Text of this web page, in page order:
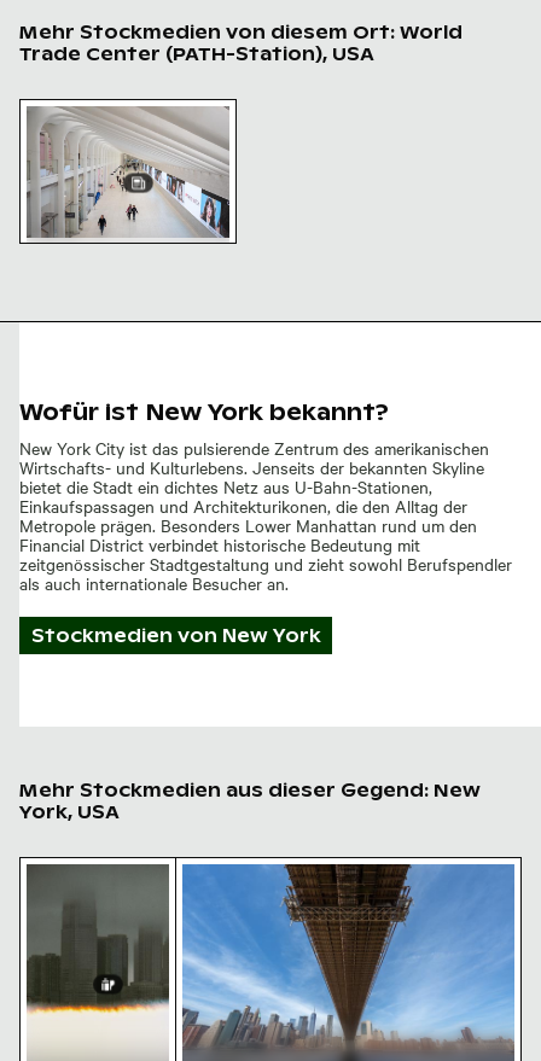
Mehr Stockmedien von diesem Ort: World
Trade Center (PATH-Station), USA
Innenansicht der PATH-Station World Trade Center
Wofür ist New York bekannt?
New York City ist das pulsierende Zentrum des amerikanischen
Wirtschafts- und Kulturlebens. Jenseits der bekannten Skyline
bietet die Stadt ein dichtes Netz aus U-Bahn-Stationen,
Einkaufspassagen und Architekturikonen, die den Alltag der
Metropole prägen. Besonders Lower Manhattan rund um den
Financial District verbindet historische Bedeutung mit
zeitgenössischer Stadtgestaltung und zieht sowohl Berufspendler
als auch internationale Besucher an.
Stockmedien von New York
Mehr Stockmedien aus dieser Gegend: New
York, USA
Nebelverhangene Wolkenkratzer mit Filmeffekt
Unteransicht der Brooklyn-Brücke